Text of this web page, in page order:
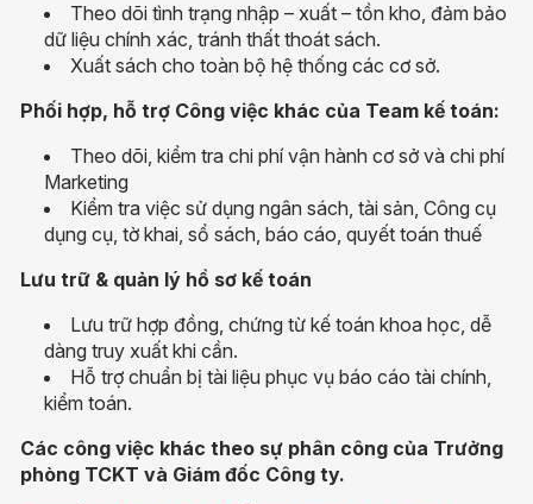
Theo dõi tình trạng nhập – xuất – tồn kho, đảm bảo
dữ liệu chính xác, tránh thất thoát sách.
Xuất sách cho toàn bộ hệ thống các cơ sở.
Phối hợp, hỗ trợ Công việc khác của Team kế toán:
Theo dõi, kiểm tra chi phí vận hành cơ sở và chi phí
Marketing
Kiểm tra việc sử dụng ngân sách, tài sản, Công cụ
dụng cụ, tờ khai, sổ sách, báo cáo, quyết toán thuế
Lưu trữ & quản lý hồ sơ kế toán
Lưu trữ hợp đồng, chứng từ kế toán khoa học, dễ
dàng truy xuất khi cần.
Hỗ trợ chuẩn bị tài liệu phục vụ báo cáo tài chính,
kiểm toán.
Các công việc khác theo sự phân công của Trưởng
phòng TCKT và Giám đốc Công ty.